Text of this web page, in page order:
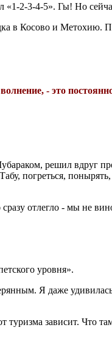
2-3-4-5». Гы! Но
в Косово и Метохию.
- это
решил вдруг
погреться,
отлегло - мы не
уровня».
Я даже
туризма зависит. Что